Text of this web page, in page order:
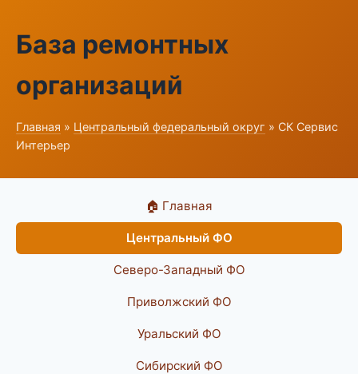
База ремонтных
организаций
Главная » Центральный федеральный округ » СК Сервис
Интерьер
🏠 Главная
Центральный ФО
Северо-Западный ФО
Приволжский ФО
Уральский ФО
Сибирский ФО